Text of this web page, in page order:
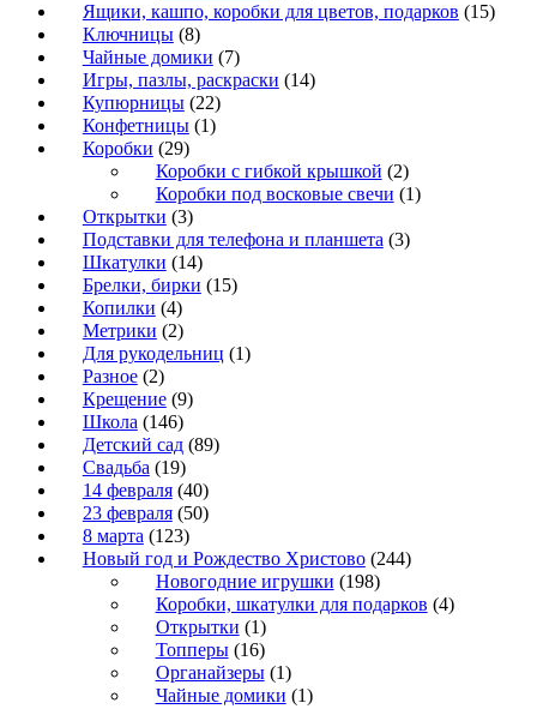
Ящики, кашпо, коробки для цветов, подарков (15)
Ключницы (8)
Чайные домики (7)
Игры, пазлы, раскраски (14)
Купюрницы (22)
Конфетницы (1)
Коробки (29)
Коробки с гибкой крышкой (2)
Коробки под восковые свечи (1)
Открытки (3)
Подставки для телефона и планшета (3)
Шкатулки (14)
Брелки, бирки (15)
Копилки (4)
Метрики (2)
Для рукодельниц (1)
Разное (2)
Крещение (9)
Школа (146)
Детский сад (89)
Свадьба (19)
14 февраля (40)
23 февраля (50)
8 марта (123)
Новый год и Рождество Христово (244)
Новогодние игрушки (198)
Коробки, шкатулки для подарков (4)
Открытки (1)
Топперы (16)
Органайзеры (1)
Чайные домики (1)